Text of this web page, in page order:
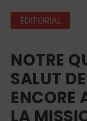
ÉDITORIAL
NOTRE
SALUT
ENCORE